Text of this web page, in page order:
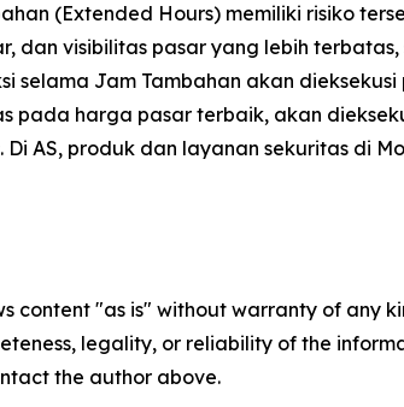
(Extended Hours) memiliki risiko
dan visibilitas pasar yang lebih
selama Jam Tambahan akan
pada harga pasar terbaik, akan
Di AS, produk dan layanan sekuritas di
content "as is" without warranty of
legality, or reliability of the
the author above.